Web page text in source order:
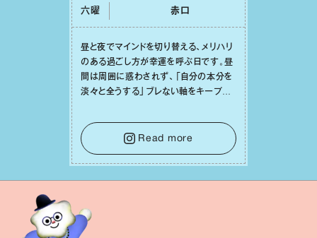
六曜 ⾚⼝
昼と夜でマインドを切り替える、メリハリ
のある過ごし⽅が幸運を呼ぶ⽇です。昼
間は周囲に惑わされず、「⾃分の本分を
淡々と全うする」ブレない軸をキープし
⾔葉に流されないよう、⼼にしっかりブ
レーキをかけること。この意識の切り替
えが、あなたに確かな安⼼感をもたらす
はずです。
Read more